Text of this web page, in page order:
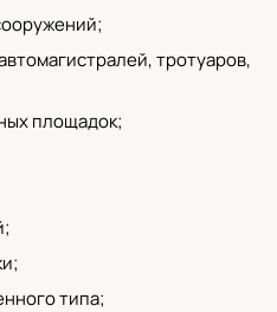
тротуаров,
площадок;
типа;